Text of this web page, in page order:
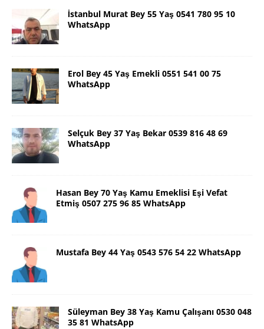
İstanbul Murat Bey 55 Yaş 0541 780 95 10
WhatsApp
Erol Bey 45 Yaş Emekli 0551 541 00 75
WhatsApp
Selçuk Bey 37 Yaş Bekar 0539 816 48 69
WhatsApp
Hasan Bey 70 Yaş Kamu Emeklisi Eşi Vefat
Etmiş 0507 275 96 85 WhatsApp
Mustafa Bey 44 Yaş 0543 576 54 22 WhatsApp
Süleyman Bey 38 Yaş Kamu Çalışanı 0530 048
35 81 WhatsApp